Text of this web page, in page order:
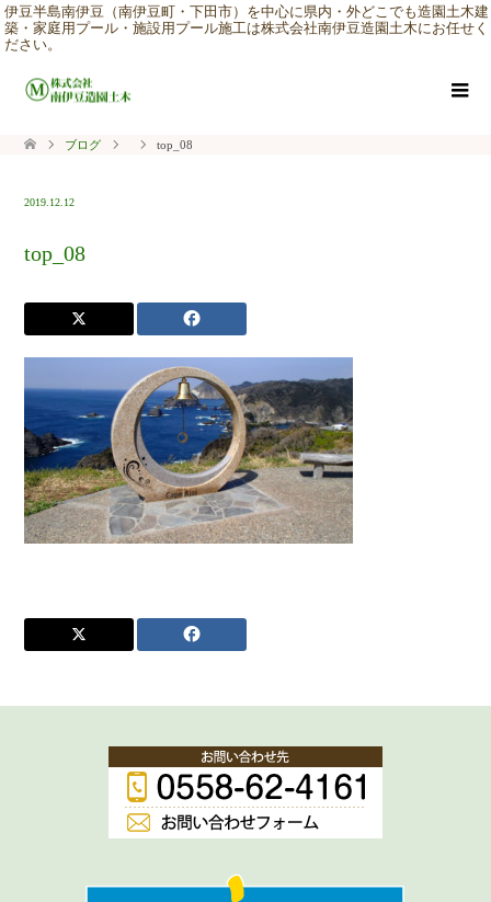
伊豆半島南伊豆（南伊豆町・下田市）を中心に県内・外どこでも造園土木建
築・家庭用プール・施設用プール施工は株式会社南伊豆造園土木にお任せく
ださい。
ブログ top_08
2019.12.12
top_08